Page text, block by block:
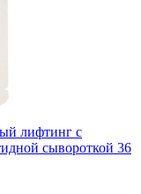
лифтинг с
сывороткой 36